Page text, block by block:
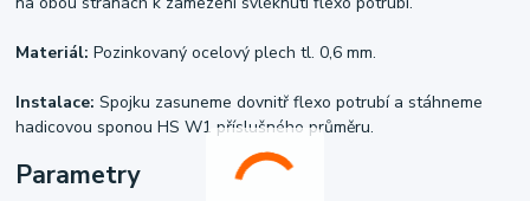
Materiál: Pozinkovaný ocelový plech tl. 0,6 mm.
Instalace: Spojku zasuneme dovnitř flexo potrubí a stáhneme
hadicovou sponou HS W1 příslušného průměru.
Parametry